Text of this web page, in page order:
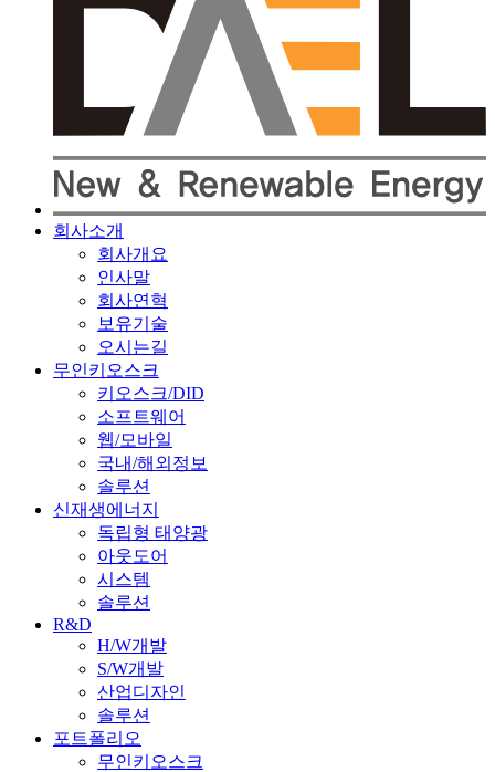
회사소개
회사개요
인사말
회사연혁
보유기술
오시는길
무인키오스크
키오스크/DID
소프트웨어
웹/모바일
국내/해외정보
솔루션
신재생에너지
독립형 태양광
아웃도어
시스템
솔루션
R&D
H/W개발
S/W개발
산업디자인
솔루션
포트폴리오
무인키오스크